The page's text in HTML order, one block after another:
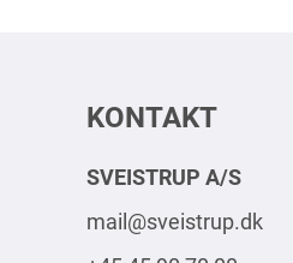
KONTAKT
SVEISTRUP A/S
mail@sveistrup.dk